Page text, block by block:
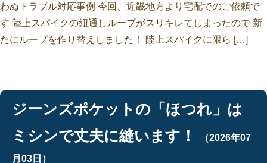
わぬトラブル対応事例 今回、近畿地方より宅配でのご依頼で
す 陸上スパイクの紐通しループがスリキレてしまったので 新
たにループを作り替えしました！ 陸上スパイクに限ら […]
ジーンズポケットの「ほつれ」は
ミシンで丈夫に縫います！
（2026年07
月03日）